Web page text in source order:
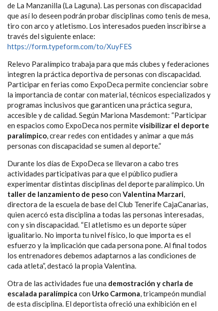
de La Manzanilla (La Laguna). Las personas con discapacidad
que así lo deseen podrán probar disciplinas como tenis de mesa,
tiro con arco y atletismo. Los interesados pueden inscribirse a
través del siguiente enlace:
https://form.typeform.com/to/XuyFES
Relevo Paralímpico trabaja para que más clubes y federaciones
integren la práctica deportiva de personas con discapacidad.
Participar en ferias como ExpoDeca permite concienciar sobre
la importancia de contar con material, técnicos especializados y
programas inclusivos que garanticen una práctica segura,
accesible y de calidad. Según Mariona Masdemont: “Participar
en espacios como ExpoDeca nos permitevisibilizar el deporte
paralímpico, crear redes con entidades y animar a que más
personas con discapacidad se sumen al deporte.”
Durante los días de ExpoDeca se llevaron a cabo tres
actividades participativas para que el público pudiera
experimentar distintas disciplinas del deporte paralímpico. Un
taller de lanzamiento de pesocon Valentina Marzari,
directora de la escuela de base del Club Tenerife CajaCanarias,
quien acercó esta disciplina a todas las personas interesadas,
con y sin discapacidad. “El atletismo es un deporte súper
igualitario. No importa tu nivel físico, lo que importa es el
esfuerzo y la implicación que cada persona pone. Al final todos
los entrenadores debemos adaptarnos a las condiciones de
cada atleta”, destacó la propia Valentina.
Otra de las actividades fue una demostración y charla de
escalada paralímpica con Urko Carmona, tricampeón mundial
de esta disciplina. El deportista ofreció una exhibición en el